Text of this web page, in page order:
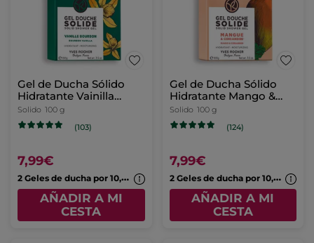
Gel de Ducha Sólido
Hidratante Vainilla
Bourbon
Solido 100 g
(103)
7,99€
2
Geles de ducha por 10,99€
AÑADIR A MI
CESTA
Gel de Ducha Sólido
Hidratante Mango &
Cilantro
Solido 100 g
(124)
7,99€
2
Geles de ducha por 10,99€
AÑADIR A MI
CESTA